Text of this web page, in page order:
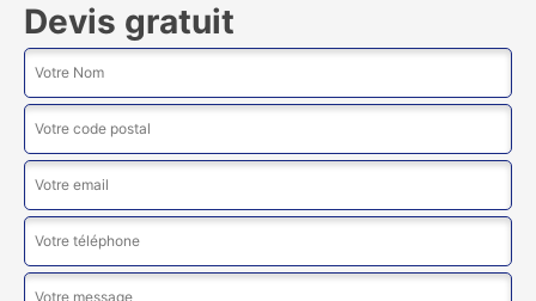
Devis gratuit